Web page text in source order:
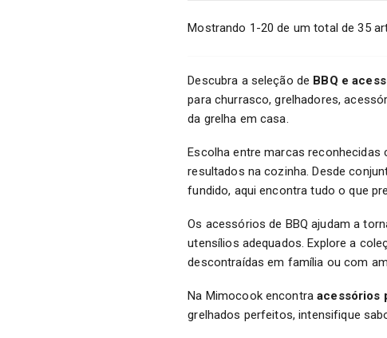
Mostrando 1-20 de um total de 35
Descubra a seleção de BBQ e
para churrasco, grelhadores,
da grelha em casa.
Escolha entre marcas reconhecidas
resultados na cozinha. Desde
fundido, aqui encontra tudo o que
Os acessórios de BBQ ajudam a
utensílios adequados. Explore a
descontraídas em família ou com
Na Mimocook encontraacessórios
grelhados perfeitos, intensifique